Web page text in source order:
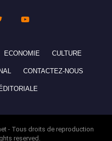
ECONOMIE CULTURE
CONTACTEZ-NOUS
- Tous droits de reproduction
reserved.